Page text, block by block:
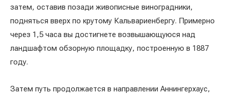
затем, оставив позади живописные виноградники,
подняться вверх по крутому Кальвариенбергу. Примерно
через 1,5 часа вы достигнете возвышающуюся над
ландшафтом обзорную площадку, построенную в 1887
году.
Затем путь продолжается в направлении Аннингерхаус,